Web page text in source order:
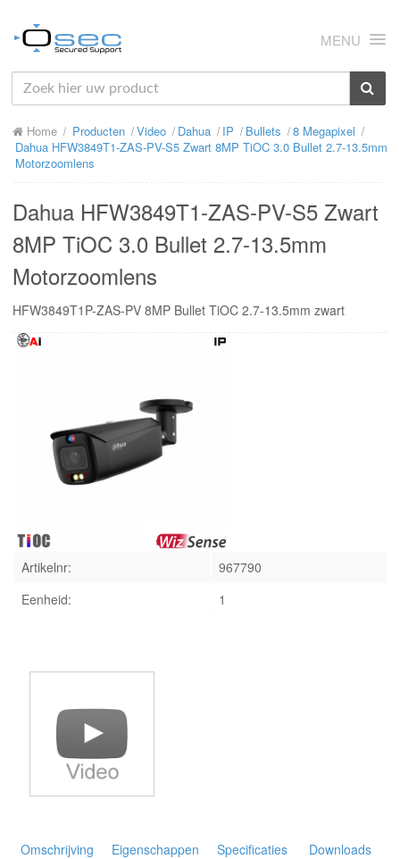
MENU
HOME
OVER ONS
PRODUCTEN
SUPPORT
RMA
Home Producten Video Dahua IP Bullets
8 Megapixel
Dahua HFW3849T1-ZAS-PV-S5 Zwart 8MP TiOC 3.0 Bullet 2.7-13.5mm
Motorzoomlens
Dahua HFW3849T1-ZAS-PV-S5 Zwart
8MP TiOC 3.0 Bullet 2.7-13.5mm
Motorzoomlens
HFW3849T1P-ZAS-PV 8MP Bullet TiOC 2.7-13.5mm zwart
Artikelnr:
967790
Eenheid:
1
Omschrijving Eigenschappen Specificaties
Downloads